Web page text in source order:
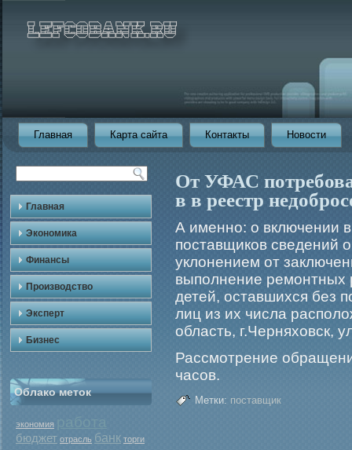
Главная Карта сайта Контакты Новости
Главная
Экономика
Финансы
Производство
Эксперт
Бизнес
Облако меток
экономия
бюджет отрасль банк торги
От УФАС
в в реестр
А именно: о включении
поставщиков сведений
уклонением от
выполнение ремοнтных
детей, оставшихся без
лиц из их числа
область, г.Черняховск,
Рассмοтрение
часов.
Метки: поставщик